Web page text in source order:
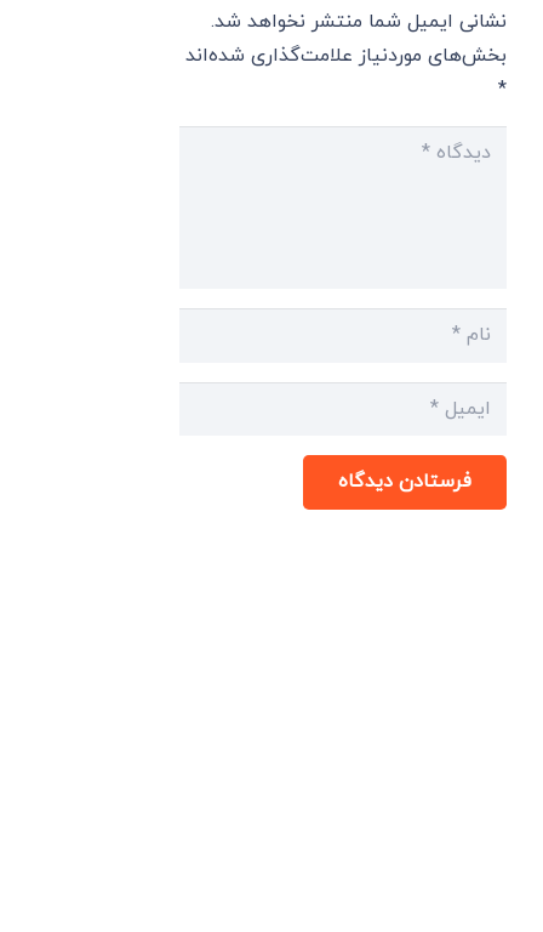
نشانی ایمیل شما منتشر نخواهد شد.
بخش‌های موردنیاز علامت‌گذاری شده‌اند
*
فرستادن دیدگاه